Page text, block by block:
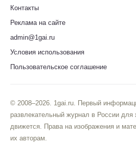
Контакты
Реклама на сайте
admin@1gai.ru
Условия использования
Пользовательское соглашение
© 2008–2026. 1gai.ru. Первый
развлекательный журнал в России для
движется. Права на изображения и
их авторам.